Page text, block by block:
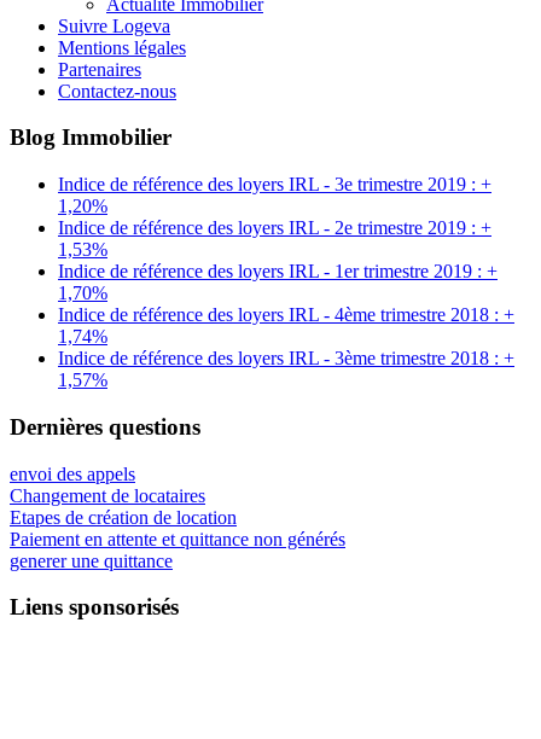
Suivre Logeva
Mentions légales
Partenaires
Contactez-nous
Blog Immobilier
Indice de référence des loyers IRL - 3e trimestre 2019 : +
1,20%
Indice de référence des loyers IRL - 2e trimestre 2019 : +
1,53%
Indice de référence des loyers IRL - 1er trimestre 2019 : +
1,70%
Indice de référence des loyers IRL - 4ème trimestre 2018 : +
1,74%
Indice de référence des loyers IRL - 3ème trimestre 2018 : +
1,57%
Dernières questions
envoi des appels
Changement de locataires
Etapes de création de location
Paiement en attente et quittance non générés
generer une quittance
Liens sponsorisés